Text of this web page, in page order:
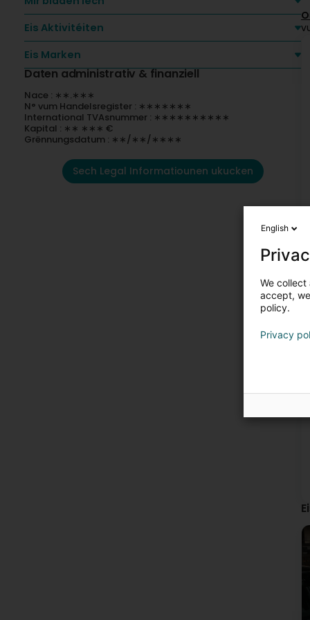
Eis Aktivitéiten
Eis Marken
Daten administrativ & finanziell
Nace : ∗∗.∗∗∗
N° vum Handelsregister : ∗∗∗∗∗∗∗
International TVAsnummer : ∗∗∗∗∗∗∗∗∗∗
Kapital : ∗∗ ∗∗∗ €
Grënnungsdatum : ∗∗/∗∗/∗∗∗∗
Sech Legal Informatiounen ukucken
English
We
accept,
policy.
Privacy